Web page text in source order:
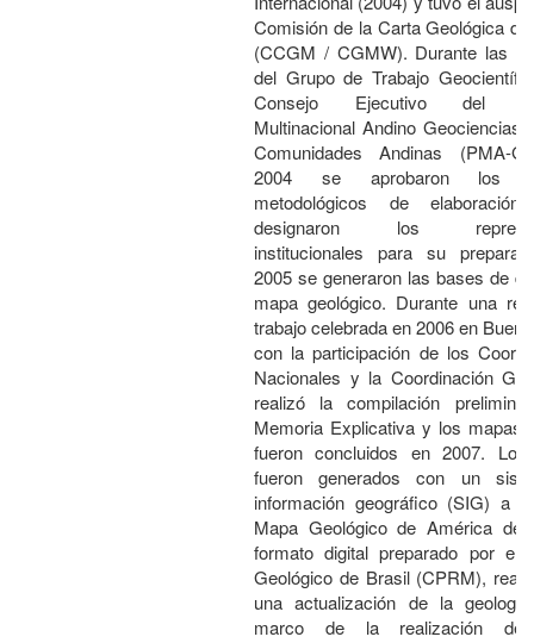
Comisión de la Carta Geológica
(CCGM / CGMW). Durante las
del Grupo de Trabajo
Consejo Ejecutivo del
Multinacional Andino Geociencias
Comunidades Andinas (PMA-
2004 se aprobaron los
metodológicos de
designaron los
institucionales para su
2005 se generaron las bases de
mapa geológico. Durante una
trabajo celebrada en 2006 en
con la participación de los
Nacionales y la Coordinación
realizó la compilación
Memoria Explicativa y los mapas,
fueron concluidos en 2007. Los
fueron generados con un
información geográfico (SIG) a
Mapa Geológico de América
formato digital preparado por el
Geológico de Brasil (CPRM),
una actualización de la
marco de la realización del